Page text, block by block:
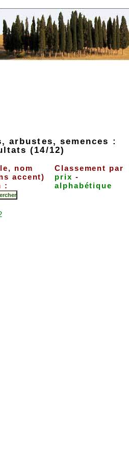
arbustes, semences :
(14/12)
nom
accent)
:
Classement par
prix -
alphabétique